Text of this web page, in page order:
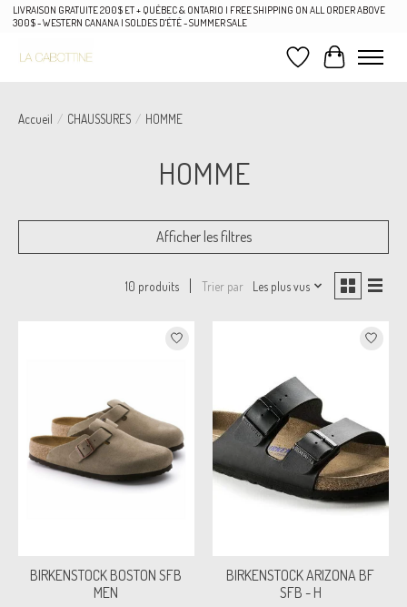
LIVRAISON GRATUITE 200$ ET + QUÉBEC & ONTARIO | FREE SHIPPING ON ALL ORDER ABOVE
300$ - WESTERN CANANA | SOLDES D'ÉTÉ - SUMMER SALE
Liste de souhaits
Panier
Accueil / CHAUSSURES / HOMME
HOMME
Afficher les filtres
10 produits Trier par Les plus vus
BIRKENSTOCK BOSTON SFB
MEN
BIRKENSTOCK ARIZONA BF
SFB - H